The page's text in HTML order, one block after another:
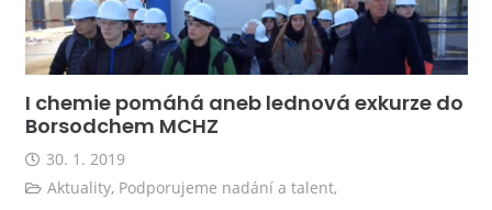
I chemie pomáhá aneb lednová exkurze do
Borsodchem MCHZ
30. 1. 2019
Aktuality, Podporujeme nadání a talent,